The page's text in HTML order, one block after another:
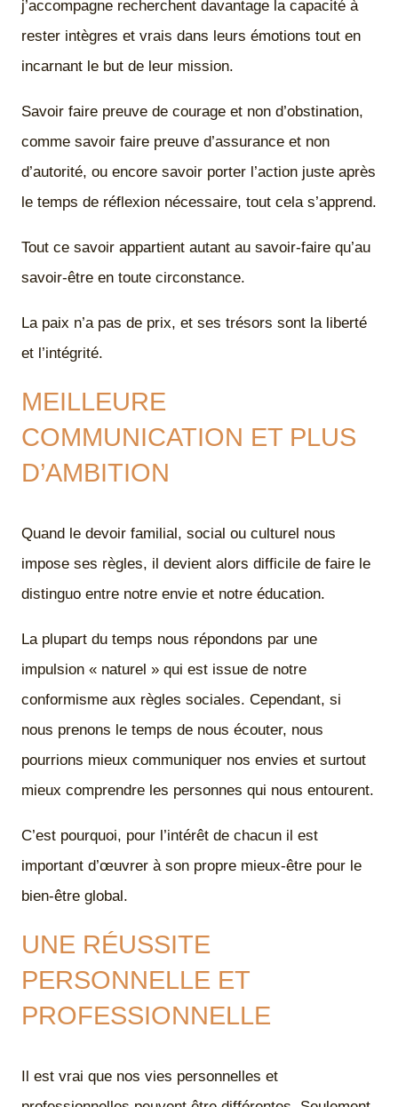
j’accompagne recherchent davantage la capacité à
rester intègres et vrais dans leurs émotions tout en
incarnant le but de leur mission.
Savoir faire preuve de courage et non d’obstination,
comme savoir faire preuve d’assurance et non
d’autorité, ou encore savoir porter l’action juste après
le temps de réflexion nécessaire, tout cela s’apprend.
Tout ce savoir appartient autant au savoir-faire qu’au
savoir-être en toute circonstance.
La paix n’a pas de prix, et ses trésors sont la liberté
et l’intégrité.
MEILLEURE
COMMUNICATION ET PLUS
D’AMBITION
Quand le devoir familial, social ou culturel nous
impose ses règles, il devient alors difficile de faire le
distinguo entre notre envie et notre éducation.
La plupart du temps nous répondons par une
impulsion « naturel » qui est issue de notre
conformisme aux règles sociales. Cependant, si
nous prenons le temps de nous écouter, nous
pourrions mieux communiquer nos envies et surtout
mieux comprendre les personnes qui nous entourent.
C’est pourquoi, pour l’intérêt de chacun il est
important d’œuvrer à son propre mieux-être pour le
bien-être global.
UNE RÉUSSITE
PERSONNELLE ET
PROFESSIONNELLE
Il est vrai que nos vies personnelles et